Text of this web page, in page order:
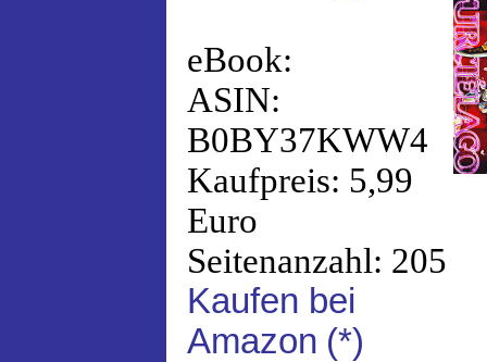
eBook:
ASIN:
B0BY37KWW4
Kaufpreis: 5,99
Euro
Seitenanzahl: 205
Kaufen bei
Amazon (*)